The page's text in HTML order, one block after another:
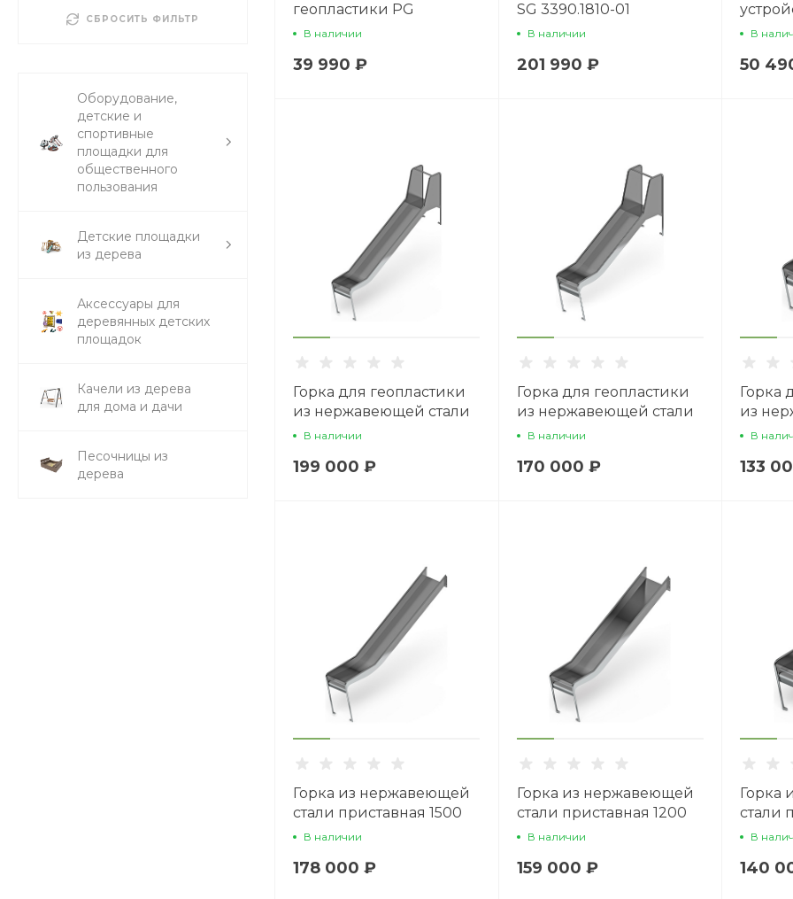
СБРОСИТЬ ФИЛЬТР
Оборудование,
детские и
спортивные
площадки для
общественного
пользования
Детские площадки
из дерева
Аксессуары для
деревянных детских
площадок
Качели из дерева
для дома и дачи
Песочницы из
дерева
геопластики PG
2100.1550-01
В наличии
39 990 ₽
SG 3390.1810-01
В наличии
201 990 ₽
В
50
Горка для геопластики
из нержавеющей стали
1200 SNG 1200.470-01
В наличии
199 000 ₽
Горка для геопластики
из нержавеющей стали
900 SNG 900.470-01
В наличии
170 000 ₽
Горка
из
600
В
133
Горка из нержавеющей
стали приставная 1500
SNP 1500.470-02
В наличии
178 000 ₽
Горка из нержавеющей
стали приставная 1200
SNP 1200.470-02
В наличии
159 000 ₽
Горка
стали
SNP
В
140